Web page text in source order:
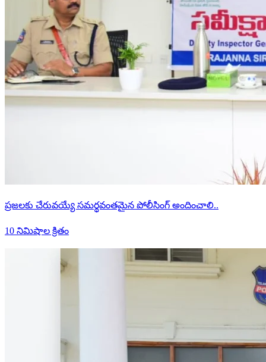
ప్రజలకు చేరువయ్యే సమర్థవంతమైన పోలీసింగ్ అందించాలి..
10 నిమిషాల క్రితం